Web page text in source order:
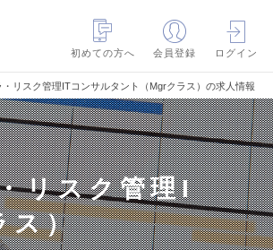
初めての方へ
会員登録 ログイン
リスク管理ITコンサルタント（Mgrクラス）の求人情報
リスク管理I
ス）